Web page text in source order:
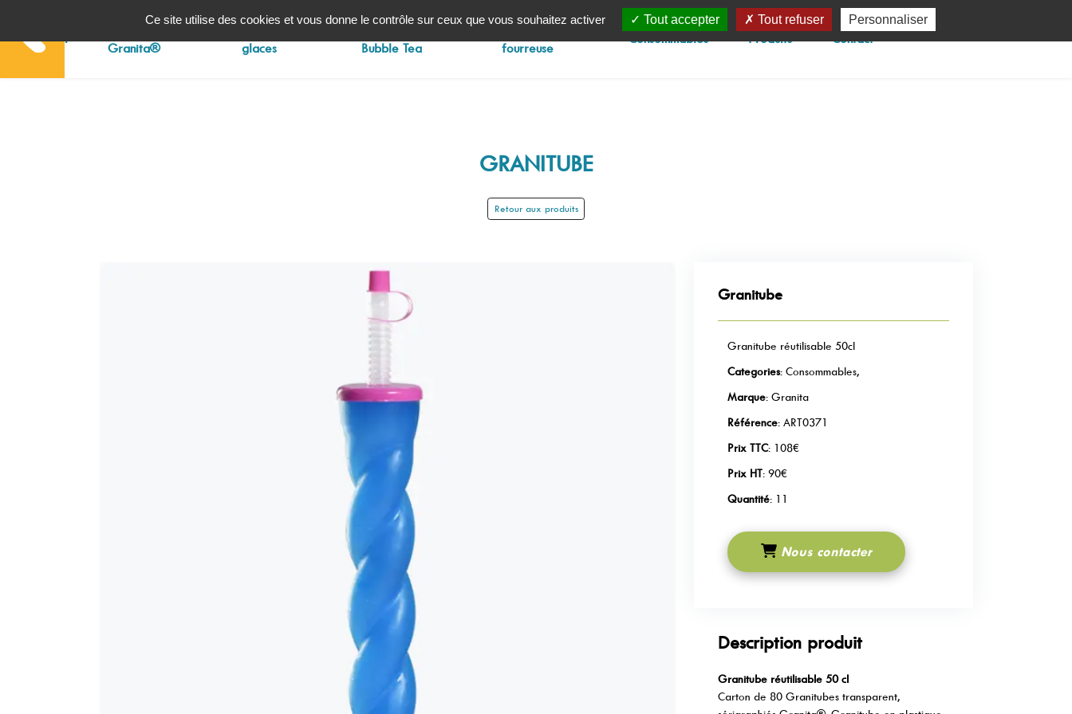
Ce site utilise des cookies et vous donne le contrôle sur ceux que vous souhaitez activer
Tout accepter Tout refuser Personnaliser
Accueil
Granita®
glaces
Bubble Tea
fourreuse
Consommables Produits Contact
GRANITUBE
Retour aux produits
Granitube
Granitube réutilisable 50cl
Categories: Consommables,
Marque: Granita
Référence: ART0371
Prix TTC: 108€
Prix HT: 90€
Quantité: 11
Nous contacter
Description produit
Granitube réutilisable 50 cl
Carton de 80 Granitubes transparent,